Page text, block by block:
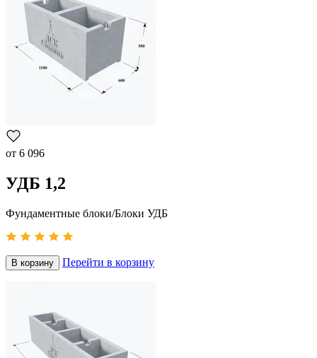
от 6 096
УДБ 1,2
Фундаментные блоки/Блоки УДБ
В корзину Перейти в корзину